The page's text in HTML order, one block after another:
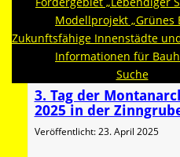
Modellprojekt „Grünes
Zukunftsfähige Innenstädte
Informationen für
Suche
Silke Franzl
Bürgermeisterin
3. Tag der
2025 in der
Veröffentlicht: 23. April 2025